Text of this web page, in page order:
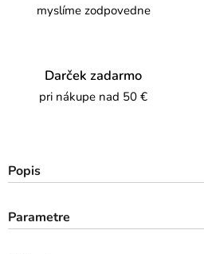
myslíme zodpovedne
Darček zadarmo
pri nákupe nad 50 €
Popis
Parametre